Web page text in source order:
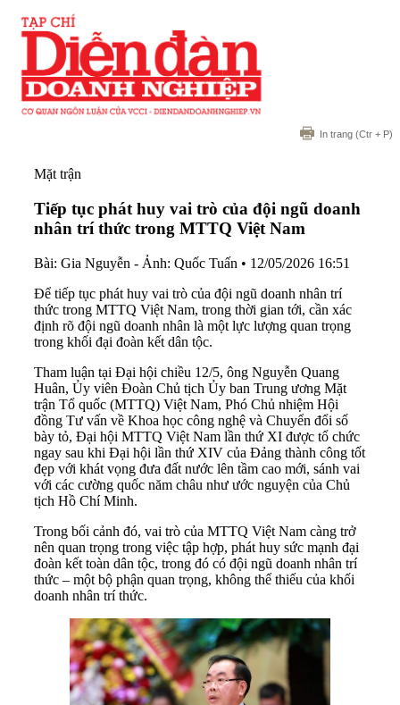
In trang (Ctr + P)
Mặt trận
Tiếp tục phát huy vai trò của đội ngũ doanh
nhân trí thức trong MTTQ Việt Nam
Bài: Gia Nguyễn - Ảnh: Quốc Tuấn • 12/05/2026 16:51
Để tiếp tục phát huy vai trò của đội ngũ doanh nhân trí
thức trong MTTQ Việt Nam, trong thời gian tới, cần xác
định rõ đội ngũ doanh nhân là một lực lượng quan trọng
trong khối đại đoàn kết dân tộc.
Tham luận tại Đại hội chiều 12/5, ông Nguyễn Quang
Huân, Ủy viên Đoàn Chủ tịch Ủy ban Trung ương Mặt
trận Tổ quốc (MTTQ) Việt Nam, Phó Chủ nhiệm Hội
đồng Tư vấn về Khoa học công nghệ và Chuyển đổi số
bày tỏ, Đại hội MTTQ Việt Nam lần thứ XI được tổ chức
ngay sau khi Đại hội lần thứ XIV của Đảng thành công tốt
đẹp với khát vọng đưa đất nước lên tầm cao mới, sánh vai
với các cường quốc năm châu như ước nguyện của Chủ
tịch Hồ Chí Minh.
Trong bối cảnh đó, vai trò của MTTQ Việt Nam càng trở
nên quan trọng trong việc tập hợp, phát huy sức mạnh đại
đoàn kết toàn dân tộc, trong đó có đội ngũ doanh nhân trí
thức – một bộ phận quan trọng, không thể thiếu của khối
doanh nhân trí thức.